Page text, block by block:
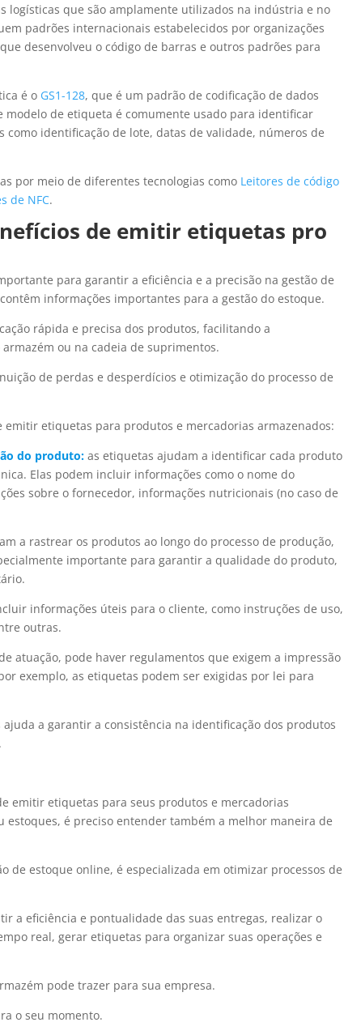
logísticas que são amplamente utilizados na indústria e no
padrões internacionais estabelecidos por organizações
desenvolveu o código de barras e outros padrões para
é o GS1-128, que é um padrão de codificação de dados
modelo de etiqueta é comumente usado para identificar
identificação de lote, datas de validade, números de
por meio de diferentes tecnologias como Leitores de código
de NFC.
de emitir etiquetas pro
para garantir a eficiência e a precisão na gestão de
informações importantes para a gestão do estoque.
rápida e precisa dos produtos, facilitando a
ou na cadeia de suprimentos.
de perdas e desperdícios e otimização do processo de
etiquetas para produtos e mercadorias armazenados:
do produto: as etiquetas ajudam a identificar cada produto
Elas podem incluir informações como o nome do
sobre o fornecedor, informações nutricionais (no caso de
a rastrear os produtos ao longo do processo de produção,
importante para garantir a qualidade do produto,
informações úteis para o cliente, como instruções de uso,
outras.
atuação, pode haver regulamentos que exigem a impressão
exemplo, as etiquetas podem ser exigidas por lei para
a garantir a consistência na identificação dos produtos
emitir etiquetas para seus produtos e mercadorias
é preciso entender também a melhor maneira de
de estoque online, é especializada em otimizar processos de
a eficiência e pontualidade das suas entregas, realizar o
real, gerar etiquetas para organizar suas operações e
pode trazer para sua empresa.
o seu momento.